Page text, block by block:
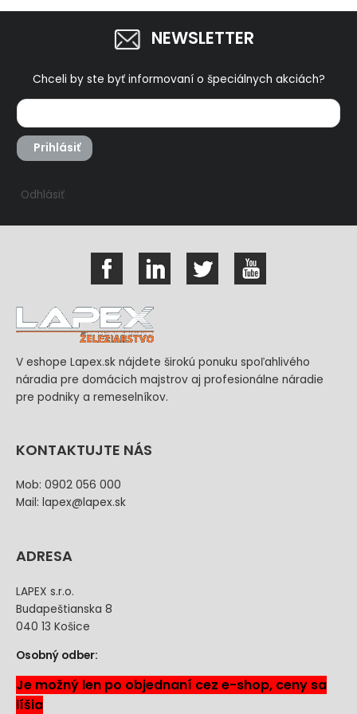
NEWSLETTER
Chceli by ste byť informovaní o špeciálnych akciách?
Prihlásiť
Odhlásiť
V eshope Lapex.sk nájdete širokú ponuku spoľahlivého
náradia pre domácich majstrov aj profesionálne náradie
pre podniky a remeselníkov.
KONTAKTUJTE NÁS
Mob: 0902 056 000
Mail: lapex@lapex.sk
ADRESA
LAPEX s.r.o.
Budapeštianska 8
040 13 Košice
Osobný odber:
Je možný len po objednaní cez e-shop, ceny sa
líšia